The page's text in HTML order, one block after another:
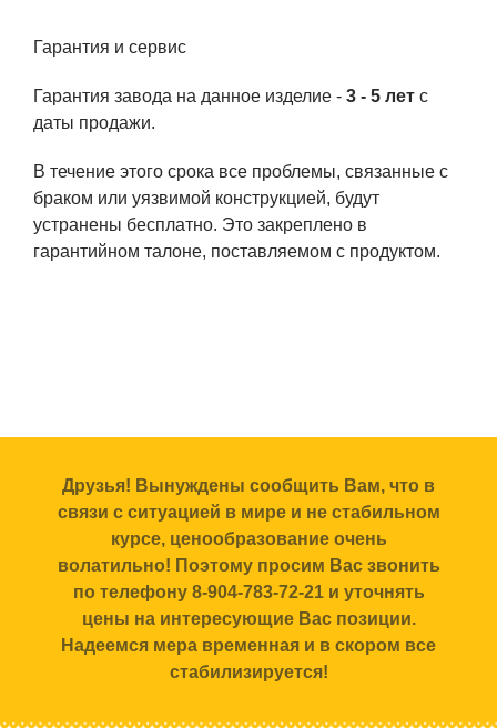
Гарантия и сервис
Гарантия завода на данное изделие - 3 - 5 лет с
даты продажи.
В течение этого срока все проблемы, связанные с
браком или уязвимой конструкцией, будут
устранены бесплатно. Это закреплено в
гарантийном талоне, поставляемом с продуктом.
Друзья! Вынуждены сообщить Вам, что в
связи с ситуацией в мире и не стабильном
курсе, ценообразование очень
волатильно! Поэтому просим Вас звонить
по телефону 8-904-783-72-21 и уточнять
цены на интересующие Вас позиции.
Надеемся мера временная и в скором все
стабилизируется!